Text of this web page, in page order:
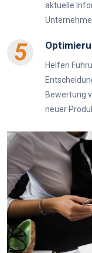
aktuelle
5
Helfen
Bewertung
neuer